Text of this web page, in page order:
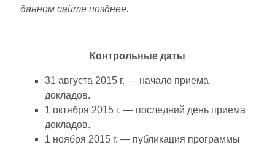
данном сайте позднее.
Контрольные даты
31 августа 2015 г. — начало приема
докладов.
1 октября 2015 г. — последний день приема
докладов.
1 ноября 2015 г. — публикация программы